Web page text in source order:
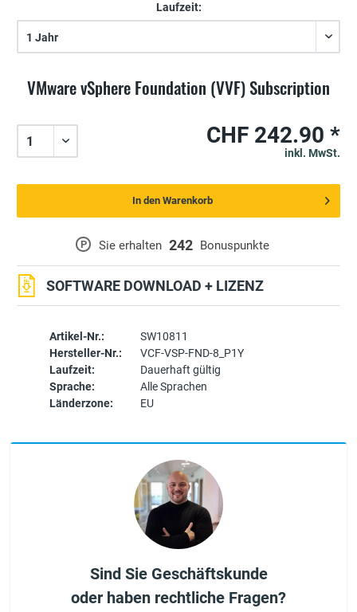
VMware vSphere Foundation (VVF) Subscription
Laufzeit:
Artikel-Nr.:
SW10811
Hersteller-Nr.:
VCF-VSP-FND-8_P1Y
Laufzeit:
Dauerhaft gültig
Sprache:
Alle Sprachen
Länderzone:
EU
P Sie erhalten 242 Bonuspunkte
SOFTWARE DOWNLOAD + LIZENZ
CHF 242.90 *
inkl. MwSt.
In den Warenkorb
Sind Sie Geschäftskunde
oder haben rechtliche Fragen?